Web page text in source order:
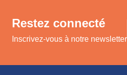
Restez connecté
Inscrivez-vous à notre newsletter